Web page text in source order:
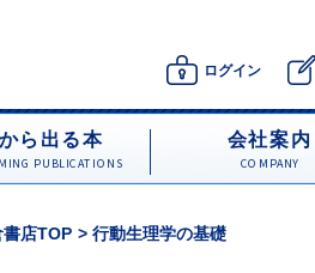
ログイン
ら出る本
PUBLICATIONS
会社案内
COMPANY
書店TOP 行動生理学の基礎